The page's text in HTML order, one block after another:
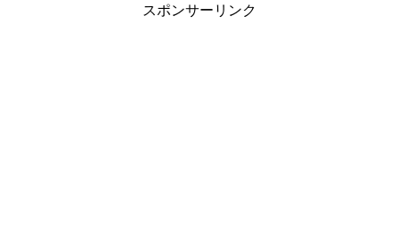
スポンサーリンク